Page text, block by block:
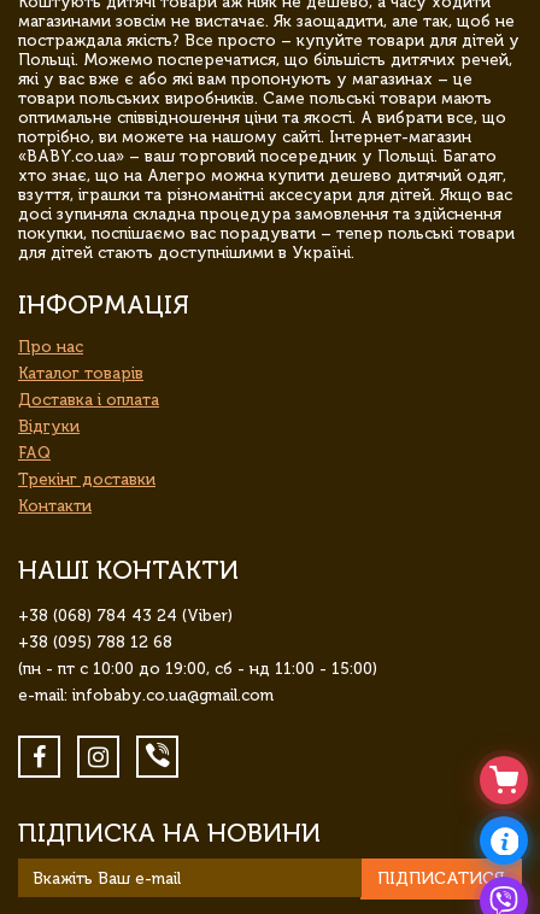
магазинами зовсім не вистачає. Як заощадити, але так, щоб не
постраждала якість? Все просто – купуйте товари для дітей у
Польщі. Можемо посперечатися, що більшість дитячих речей,
які у вас вже є або які вам пропонують у магазинах – це
товари польських виробників. Саме польські товари мають
оптимальне співвідношення ціни та якості. А вибрати все, що
потрібно, ви можете на нашому сайті. Інтернет-магазин
«BABY.co.ua» – ваш торговий посередник у Польщі. Багато
хто знає, що на Алегро можна купити дешево дитячий одяг,
взуття, іграшки та різноманітні аксесуари для дітей. Якщо вас
досі зупиняла складна процедура замовлення та здійснення
покупки, поспішаємо вас порадувати – тепер польські товари
для дітей стають доступнішими в Україні.
ІНФОРМАЦІЯ
Про нас
Каталог товарів
Доставка і оплата
Відгуки
FAQ
Трекінг доставки
Контакти
НАШІ КОНТАКТИ
+38 (068) 784 43 24 (Viber)
+38 (095) 788 12 68
(пн - пт с 10:00 до 19:00, сб - нд 11:00 - 15:00)
e-mail: infobaby.co.ua@gmail.com
ПІДПИСКА НА НОВИНИ
ПІДПИСАТИСЯ